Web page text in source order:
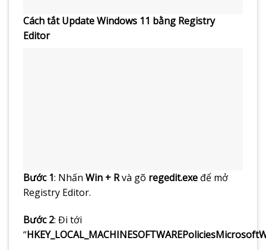
Cách tắt Update Windows 11 bằng Registry
Editor
Bước 1: Nhấn Win + Rvà gõ regedit.exe để mở
Registry Editor.
Bước 2: Đi tới
“